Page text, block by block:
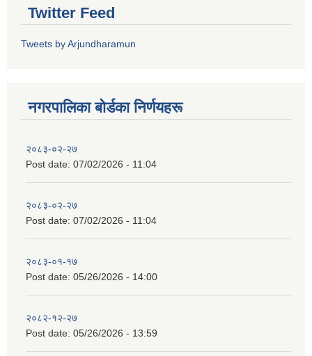
Twitter Feed
Tweets by Arjundharamun
नगरपालिका बाेर्डका निर्णयहरू
२०८३-०२-२७
Post date: 07/02/2026 - 11:04
२०८३-०२-२७
Post date: 07/02/2026 - 11:04
२०८३-०१-१७
Post date: 05/26/2026 - 14:00
२०८२-१२-२७
Post date: 05/26/2026 - 13:59